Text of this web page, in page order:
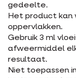
gedeelte.
Het product
oppervlakken.
Gebruik 3 ml
afweermiddel
resultaat.
Niet toepassen